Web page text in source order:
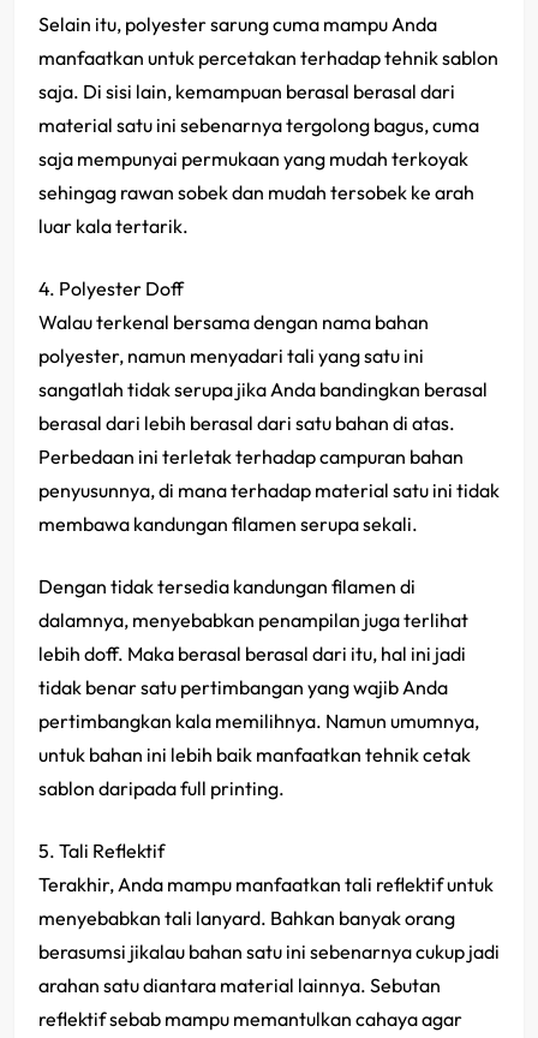
Selain itu, polyester sarung cuma mampu Anda
manfaatkan untuk percetakan terhadap tehnik sablon
saja. Di sisi lain, kemampuan berasal berasal dari
material satu ini sebenarnya tergolong bagus, cuma
saja mempunyai permukaan yang mudah terkoyak
sehingag rawan sobek dan mudah tersobek ke arah
luar kala tertarik.
4. Polyester Doff
Walau terkenal bersama dengan nama bahan
polyester, namun menyadari tali yang satu ini
sangatlah tidak serupa jika Anda bandingkan berasal
berasal dari lebih berasal dari satu bahan di atas.
Perbedaan ini terletak terhadap campuran bahan
penyusunnya, di mana terhadap material satu ini tidak
membawa kandungan filamen serupa sekali.
Dengan tidak tersedia kandungan filamen di
dalamnya, menyebabkan penampilan juga terlihat
lebih doff. Maka berasal berasal dari itu, hal ini jadi
tidak benar satu pertimbangan yang wajib Anda
pertimbangkan kala memilihnya. Namun umumnya,
untuk bahan ini lebih baik manfaatkan tehnik cetak
sablon daripada full printing.
5. Tali Reflektif
Terakhir, Anda mampu manfaatkan tali reflektif untuk
menyebabkan tali lanyard. Bahkan banyak orang
berasumsi jikalau bahan satu ini sebenarnya cukup jadi
arahan satu diantara material lainnya. Sebutan
reflektif sebab mampu memantulkan cahaya agar